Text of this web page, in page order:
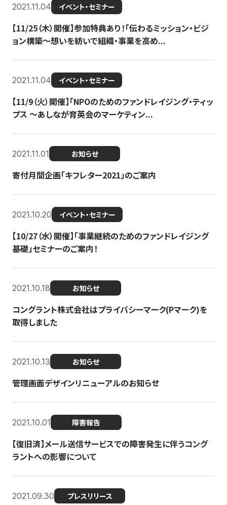
2021.11.04 イベント・セミナー
【11/25（木）開催】参加特典あり！「伝わるミッション・ビジ
ョン構築〜想いを紡いで組織・事業を高め...
2021.11.04 イベント・セミナー
【11/9（火）開催】「NPOのためのファンドレイジング・ティッ
プス 〜あしなが育英会のマーケティン...
2021.11.01 お知らせ
寄付月間企画「キフレター2021」のご案内
2021.10.20 イベント・セミナー
【10/27（水）開催】「事業継続のためのファンドレイジング
基礎」セミナーのご案内！
2021.10.18 お知らせ
コングラント株式会社はプライバシーマーク(Pマーク)を
取得しました
2021.10.13 お知らせ
管理画面デザインリニューアルのお知らせ
2021.10.01 障害報告
【復旧済】メール送信サービスでの障害発生に伴うコング
ラントへの影響について
2021.09.30 プレスリリース